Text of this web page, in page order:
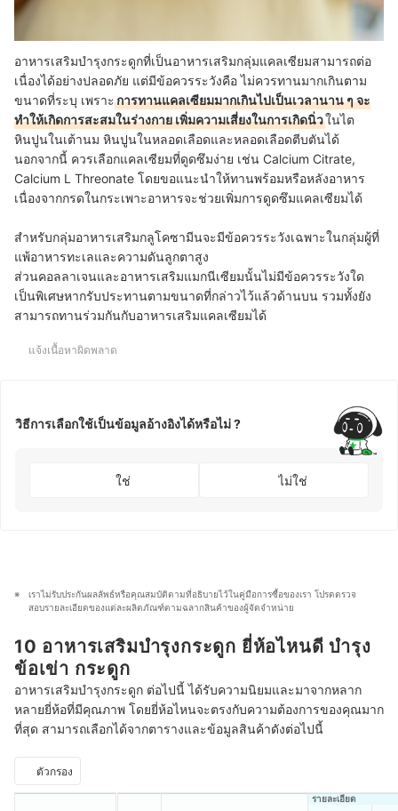
อาหารเสริมบำรุงกระดูกที่เป็นอาหารเสริมกลุ่มแคลเซียมสามารถต่อ
เนื่องได้อย่างปลอดภัย แต่มีข้อควรระวังคือ ไม่ควรทานมากเกินตาม
ขนาดที่ระบุ เพราะการทานแคลเซียมมากเกินไปเป็นเวลานาน ๆ จะ
ทำให้เกิดการสะสมในร่างกาย เพิ่มความเสี่ยงในการเกิดนิ่วในไต
หินปูนในเต้านม หินปูนในหลอดเลือดและหลอดเลือดตีบตันได้
นอกจากนี้ ควรเลือกแคลเซียมที่ดูดซึมง่าย เช่น Calcium Citrate,
Calcium L Threonate โดยขอแนะนำให้ทานพร้อมหรือหลังอาหาร
เนื่องจากกรดในกระเพาะอาหารจะช่วยเพิ่มการดูดซึมแคลเซียมได้
สำหรับกลุ่มอาหารเสริมกลูโคซามีนจะมีข้อควรระวังเฉพาะในกลุ่มผู้ที่
แพ้อาหารทะเลและความดันลูกตาสูง
ส่วนคอลลาเจนและอาหารเสริมแมกนีเซียมนั้นไม่มีข้อควรระวังใด
เป็นพิเศษหากรับประทานตามขนาดที่กล่าวไว้แล้วด้านบน รวมทั้งยัง
สามารถทานร่วมกันกับอาหารเสริมแคลเซียมได้
แจ้งเนื้อหาผิดพลาด
วิธีการเลือกใช้เป็นข้อมูลอ้างอิงได้หรือไม่ ?
ใช่ ไม่ใช่
เราไม่รับประกันผลลัพธ์หรือคุณสมบัติตามที่อธิบายไว้ในคู่มือการซื้อของเรา โปรดตรวจ
สอบรายละเอียดของแต่ละผลิตภัณฑ์ตามฉลากสินค้าของผู้จัดจำหน่าย
10 อาหารเสริมบำรุงกระดูก ยี่ห้อไหนดี บำรุง
ข้อเข่า กระดูก
อาหารเสริมบำรุงกระดูก ต่อไปนี้ ได้รับความนิยมและมาจากหลาก
หลายยี่ห้อที่มีคุณภาพ โดยยี่ห้อไหนจะตรงกับความต้องการของคุณมาก
ที่สุด สามารถเลือกได้จากตารางและข้อมูลสินค้าดังต่อไปนี้
ตัวกรอง
รายละเอียด